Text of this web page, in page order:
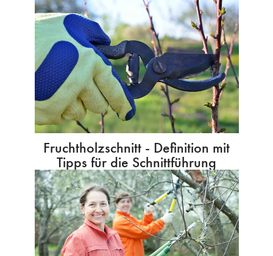
Fruchtholzschnitt - Definition mit
Tipps für die Schnittführung